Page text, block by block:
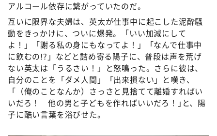
アルコール依存に繋がっていたのだ。
互いに限界な夫婦は、英太が仕事中に起こした泥酔騒
動をきっかけに、ついに爆発。「いい加減にして
よ！」「謝る私の身にもなってよ！」「なんで仕事中
に飲むの!?」などと詰め寄る陽子に、普段は声を荒げ
ない英太は「うるさい！」と怒鳴った。さらに彼は、
自分のことを「ダメ人間」「出来損ない」と嘆き、
「（俺のことなんか）さっさと見捨てて離婚すればい
いだろ！ 他の男と子どもを作ればいいだろ！｣と、陽
子に酷い言葉を浴びせた。